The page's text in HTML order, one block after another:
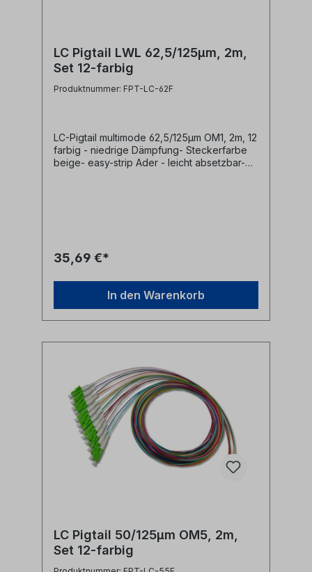
LC Pigtail LWL 62,5/125µm, 2m,
Set 12-farbig
Produktnummer: FPT-LC-62F
LC-Pigtail multimode 62,5/125µm OM1, 2m, 12
farbig - niedrige Dämpfung- Steckerfarbe
beige- easy-strip Ader - leicht absetzbar-
35,69 €*
In den Warenkorb
LC Pigtail 50/125µm OM5, 2m,
Set 12-farbig